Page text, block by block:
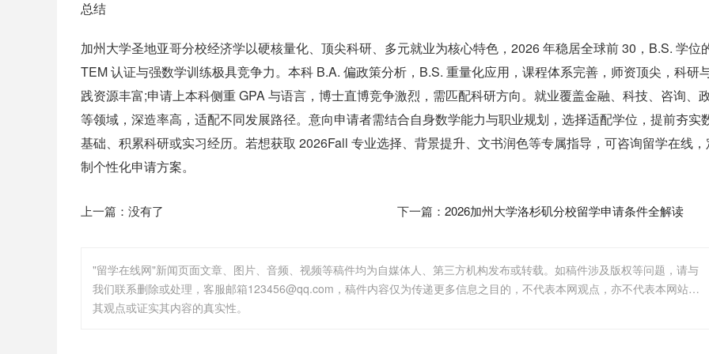
总结
加州大学圣地亚哥分校经济学以硬核量化、顶尖科研、多元就业为核心特色，2026 年稳居全球前 30，B.S. 学位
TEM 认证与强数学训练极具竞争力。本科 B.A. 偏政策分析，B.S. 重量化应用，课程体系完善，师资顶尖，科研
践资源丰富;申请上本科侧重 GPA 与语言，博士直博竞争激烈，需匹配科研方向。就业覆盖金融、科技、咨询、
等领域，深造率高，适配不同发展路径。意向申请者需结合自身数学能力与职业规划，选择适配学位，提前夯实
基础、积累科研或实习经历。若想获取 2026Fall 专业选择、背景提升、文书润色等专属指导，可咨询留学在线，
制个性化申请方案。
上一篇：没有了 下一篇： 2026加州大学洛杉矶分校留学申请条件全解读
"留学在线网"新闻页面文章、图片、音频、视频等稿件均为自媒体人、第三方机构发布或转载。如稿件涉及版权等问题，请与
我们联系删除或处理，客服邮箱123456@qq.com，稿件内容仅为传递更多信息之目的，不代表本网观点，亦不代表本网站赞同
其观点或证实其内容的真实性。